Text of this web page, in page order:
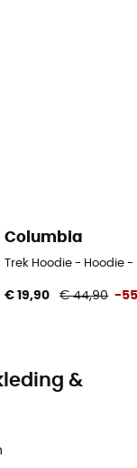
- Kinderen -
Columbia
Trek Hoodie - Hoodie -
€ 19,90 € 44,90 -
&